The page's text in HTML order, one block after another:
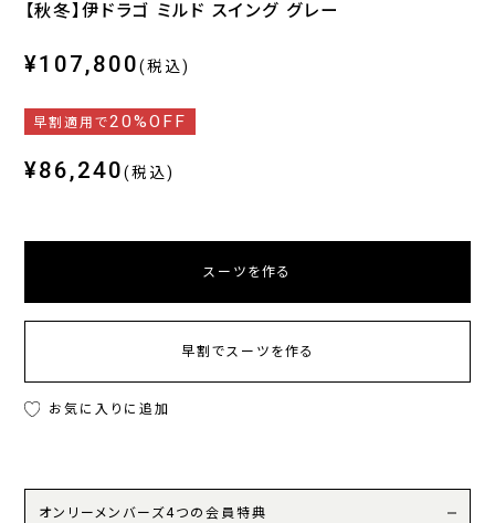
【秋冬】伊ドラゴ ミルド スイング グレー
¥107,800(税込)
早割適用で20%OFF
¥86,240(税込)
スーツを作る
早割でスーツを作る
お気に入りに追加
オンリーメンバーズ4つの会員特典